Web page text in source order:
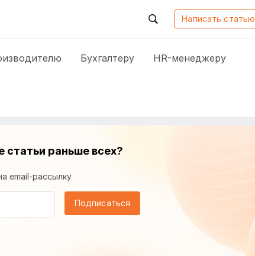
Написать статью
Бухгалтеру HR-менеджеру
статьи раньше всех?
email-рассылку
Подписаться